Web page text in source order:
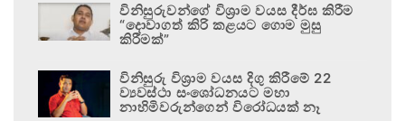
විනිසුරුවන්ගේ විශ්‍රාම වයස දීර්ඝ කිරීම
“දොවාගත් කිරි කළයට ගොම මුසු
කිරීමක්”
විනිසුරු විශ්‍රාම වයස දිගු කිරීමේ 22
ව්‍යවස්ථා සංශෝධනයට මහා
නාහිමිවරුන්ගෙන් විරෝධයක් නෑ